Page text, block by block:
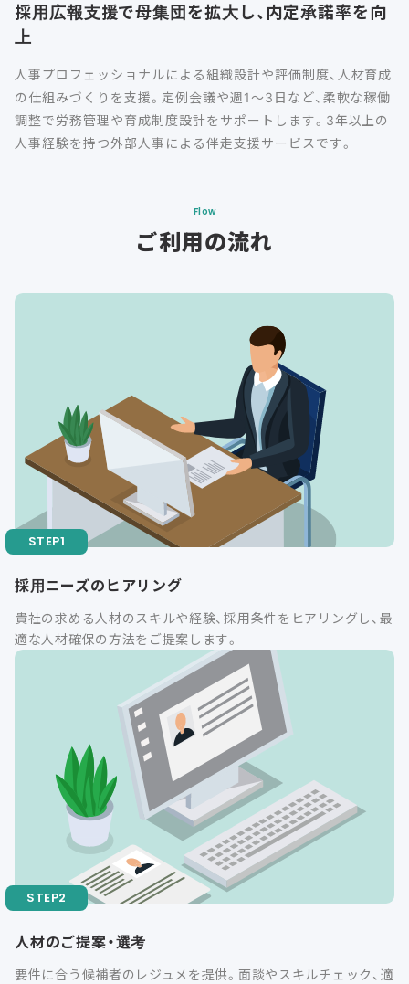
採用広報支援で母集団を拡大し、内定承諾率を向
上
人事プロフェッショナルによる組織設計や評価制度、人材育成
の仕組みづくりを支援。定例会議や週1～3日など、柔軟な稼働
調整で労務管理や育成制度設計をサポートします。3年以上の
人事経験を持つ外部人事による伴走支援サービスです。
Flow
ご利用の流れ
採用ニーズのヒアリング
貴社の求める人材のスキルや経験、採用条件をヒアリングし、最
適な人材確保の方法をご提案します。
人材のご提案・選考
要件に合う候補者のレジュメを提供。面談やスキルチェック、適